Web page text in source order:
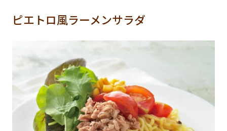
ピエトロ風ラーメンサラダ